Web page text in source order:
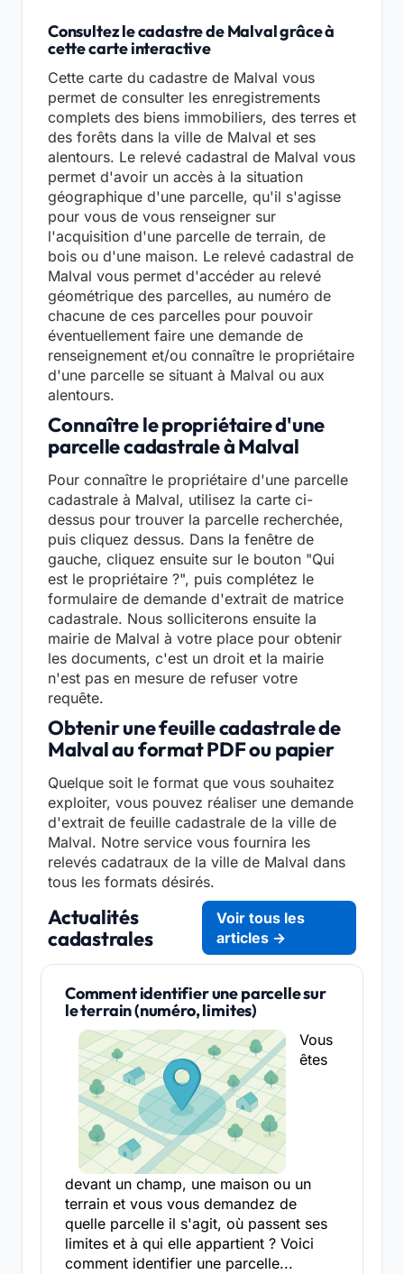
Consultez le cadastre de Malval grâce à
cette carte interactive
Cette carte du cadastre de Malval vous
permet de consulter les enregistrements
complets des biens immobiliers, des terres et
des forêts dans la ville de Malval et ses
alentours. Le relevé cadastral de Malval vous
permet d'avoir un accès à la situation
géographique d'une parcelle, qu'il s'agisse
pour vous de vous renseigner sur
l'acquisition d'une parcelle de terrain, de
bois ou d'une maison. Le relevé cadastral de
Malval vous permet d'accéder au relevé
géométrique des parcelles, au numéro de
chacune de ces parcelles pour pouvoir
éventuellement faire une demande de
renseignement et/ou connaître le propriétaire
d'une parcelle se situant à Malval ou aux
alentours.
Connaître le propriétaire d'une
parcelle cadastrale à Malval
Pour connaître le propriétaire d'une parcelle
cadastrale à Malval, utilisez la carte ci-
dessus pour trouver la parcelle recherchée,
puis cliquez dessus. Dans la fenêtre de
gauche, cliquez ensuite sur le bouton "Qui
est le propriétaire ?", puis complétez le
formulaire de demande d'extrait de matrice
cadastrale. Nous solliciterons ensuite la
mairie de Malval à votre place pour obtenir
les documents, c'est un droit et la mairie
n'est pas en mesure de refuser votre
requête.
Obtenir une feuille cadastrale de
Malval au format PDF ou papier
Quelque soit le format que vous souhaitez
exploiter, vous pouvez réaliser une demande
d'extrait de feuille cadastrale de la ville de
Malval. Notre service vous fournira les
relevés cadatraux de la ville de Malval dans
tous les formats désirés.
Actualités
cadastrales
Voir tous les
articles →
Comment identifier une parcelle sur
le terrain (numéro, limites)
Vous
êtes
devant un champ, une maison ou un
terrain et vous vous demandez de
quelle parcelle il s'agit, où passent ses
limites et à qui elle appartient ? Voici
comment identifier une parcelle...